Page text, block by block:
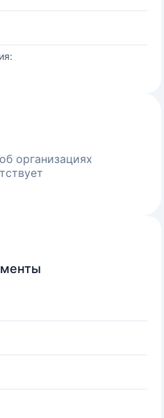
организациях